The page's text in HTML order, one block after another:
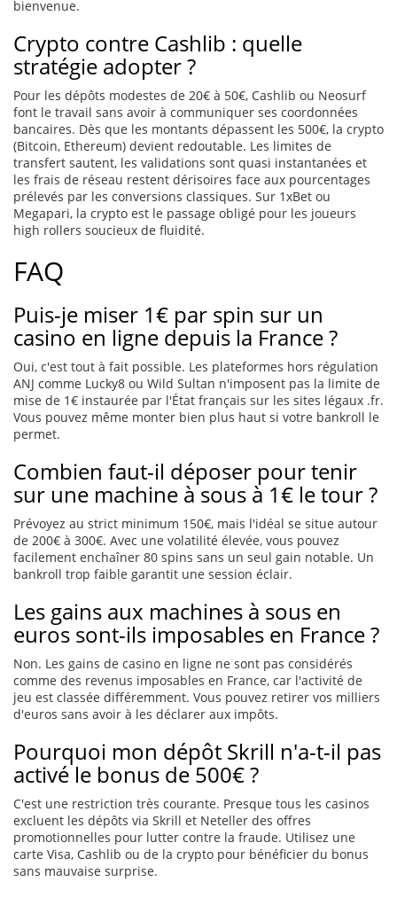
bienvenue.
Crypto contre Cashlib : quelle
stratégie adopter ?
Pour les dépôts modestes de 20€ à 50€, Cashlib ou Neosurf
font le travail sans avoir à communiquer ses coordonnées
bancaires. Dès que les montants dépassent les 500€, la crypto
(Bitcoin, Ethereum) devient redoutable. Les limites de
transfert sautent, les validations sont quasi instantanées et
les frais de réseau restent dérisoires face aux pourcentages
prélevés par les conversions classiques. Sur 1xBet ou
Megapari, la crypto est le passage obligé pour les joueurs
high rollers soucieux de fluidité.
FAQ
Puis-je miser 1€ par spin sur un
casino en ligne depuis la France ?
Oui, c'est tout à fait possible. Les plateformes hors régulation
ANJ comme Lucky8 ou Wild Sultan n'imposent pas la limite de
mise de 1€ instaurée par l'État français sur les sites légaux .fr.
Vous pouvez même monter bien plus haut si votre bankroll le
permet.
Combien faut-il déposer pour tenir
sur une machine à sous à 1€ le tour ?
Prévoyez au strict minimum 150€, mais l'idéal se situe autour
de 200€ à 300€. Avec une volatilité élevée, vous pouvez
facilement enchaîner 80 spins sans un seul gain notable. Un
bankroll trop faible garantit une session éclair.
Les gains aux machines à sous en
euros sont-ils imposables en France ?
Non. Les gains de casino en ligne ne sont pas considérés
comme des revenus imposables en France, car l'activité de
jeu est classée différemment. Vous pouvez retirer vos milliers
d'euros sans avoir à les déclarer aux impôts.
Pourquoi mon dépôt Skrill n'a-t-il pas
activé le bonus de 500€ ?
C'est une restriction très courante. Presque tous les casinos
excluent les dépôts via Skrill et Neteller des offres
promotionnelles pour lutter contre la fraude. Utilisez une
carte Visa, Cashlib ou de la crypto pour bénéficier du bonus
sans mauvaise surprise.